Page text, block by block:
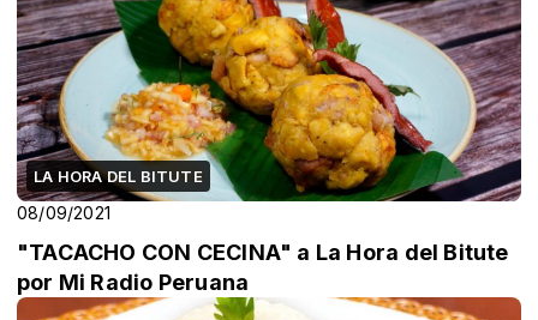
LA HORA DEL BITUTE
08/09/2021
"TACACHO CON CECINA" a La Hora del Bitute
por Mi Radio Peruana